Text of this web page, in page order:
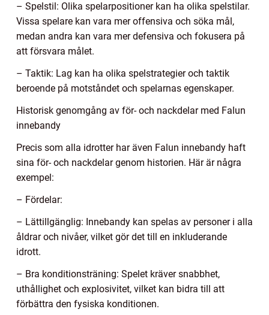
– Spelstil: Olika spelarpositioner kan ha olika spelstilar.
Vissa spelare kan vara mer offensiva och söka mål,
medan andra kan vara mer defensiva och fokusera på
att försvara målet.
– Taktik: Lag kan ha olika spelstrategier och taktik
beroende på motståndet och spelarnas egenskaper.
Historisk genomgång av för- och nackdelar med Falun
innebandy
Precis som alla idrotter har även Falun innebandy haft
sina för- och nackdelar genom historien. Här är några
exempel:
– Fördelar:
– Lättillgänglig: Innebandy kan spelas av personer i alla
åldrar och nivåer, vilket gör det till en inkluderande
idrott.
– Bra konditionsträning: Spelet kräver snabbhet,
uthållighet och explosivitet, vilket kan bidra till att
förbättra den fysiska konditionen.